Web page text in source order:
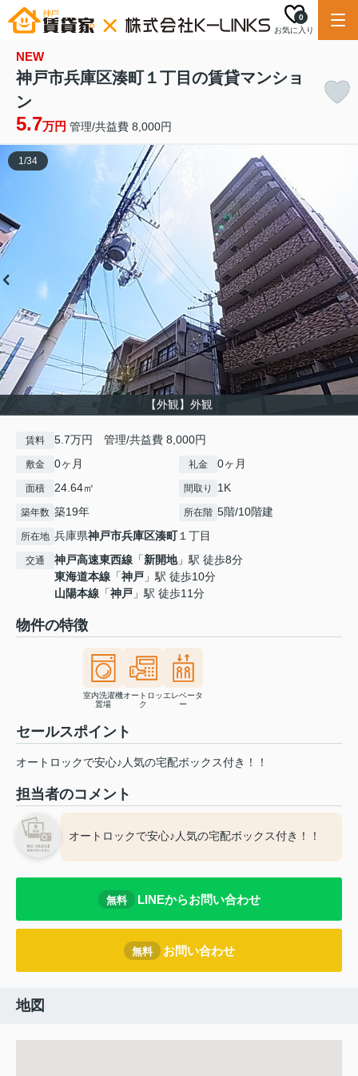
お気に入り
0
NEW
神戸市兵庫区湊町１丁目の賃貸マンショ
ン
5.7万円 管理/共益費 8,000円
【外観】外観
1/34
賃料 5.7万円 管理/共益費 8,000円
敷金 0ヶ月 礼金 0ヶ月
面積 24.64㎡ 間取り 1K
築年数 築19年 所在階 5階/10階建
所在地 兵庫県神戸市兵庫区湊町１丁目
交通 神戸高速東西線 「新開地」駅 徒歩8分
東海道本線 「神戸 」駅 徒歩10分
山陽本線 「神戸 」駅 徒歩11分
物件の特徴
室内洗濯機
置場
オートロッ
ク
エレベータ
ー
セールスポイント
オートロックで安心♪人気の宅配ボックス付き！！
担当者のコメント
オートロックで安心♪人気の宅配ボックス付き！！
無料 LINEからお問い合わせ
無料 お問い合わせ
地図